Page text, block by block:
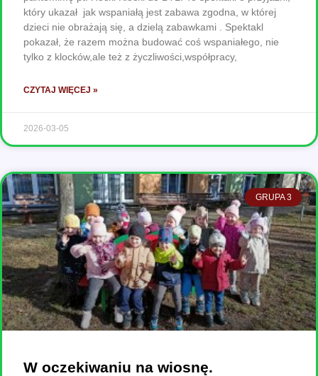
który ukazał jak wspaniałą jest zabawa zgodna, w której
dzieci nie obrażają się, a dzielą zabawkami . Spektakl
pokazał, że razem można budować coś wspaniałego, nie
tylko z klocków,ale też z życzliwości,współpracy,
CZYTAJ WIĘCEJ »
2026-03-05
GRUPA 3
W oczekiwaniu na wiosnę.